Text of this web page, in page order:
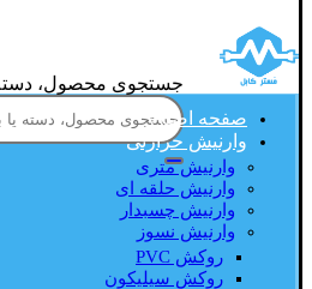
جستجوی محصول، دسته
صفحه اصلی
وارنیش حرارتی
وارنیش متری
وارنیش حلقه ای
وارنیش چسبدار
وارنیش نسوز
روکش PVC
روکش سیلیکون